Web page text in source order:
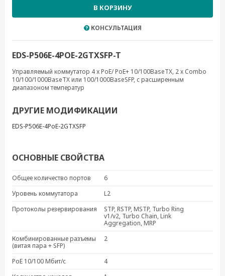
В КОРЗИНУ
КОНСУЛЬТАЦИЯ
EDS-P506E-4POE-2GTXSFP-T
Управляемый коммутатор 4 x PoE/ PoE+ 10/100BaseTX, 2 x Combo
10/100/1000BaseTX или 100/1000BaseSFP, с расширенным
диапазоном температур
ДРУГИЕ МОДИФИКАЦИИ
EDS-P506E-4PoE-2GTXSFP
ОСНОВНЫЕ СВОЙСТВА
Общее количество портов
6
Уровень коммутатора
L2
Протоколы резервирования
STP, RSTP, MSTP, Turbo Ring
v1/v2, Turbo Chain, Link
Aggregation, MRP
Комбинированные разъемы
(витая пара + SFP)
2
PoE 10/100 Мбит/с
4